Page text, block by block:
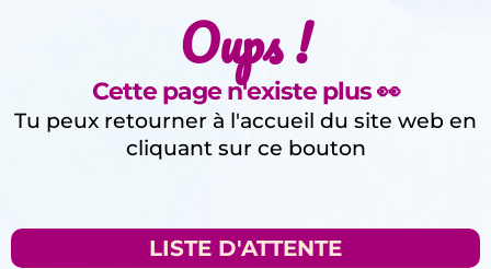
Oups !
Cette page n'existe plus 👀
Tu peux retourner à l'accueil du site web en
cliquant sur ce bouton
LISTE D'ATTENTE